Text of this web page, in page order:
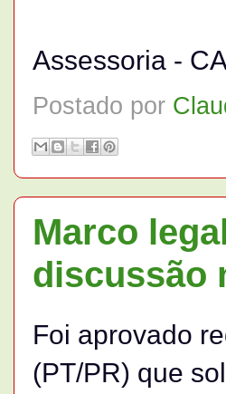
Assessoria -
Postado por
Marco
discussão
Foi aprovado
(PT/PR) que